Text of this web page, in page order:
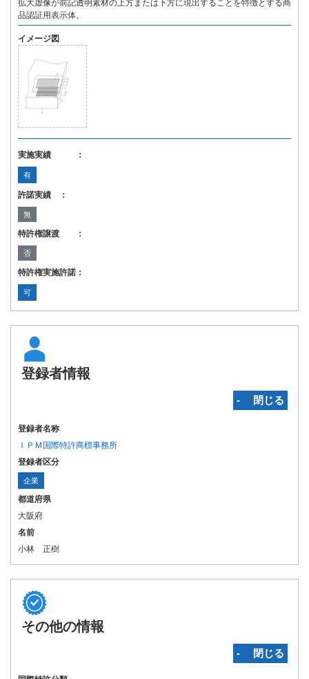
拡大虚像が前記透明素材の上方または下方に現出することを特徴とする商
品認証用表示体。
イメージ図
実施実績 ：
有
許諾実績 ：
無
特許権譲渡 ：
否
特許権実施許諾：
可
登録者情報
‐ 閉じる
登録者名称
ＩＰＭ国際特許商標事務所
登録者区分
企業
都道府県
大阪府
名前
小林 正樹
その他の情報
‐ 閉じる